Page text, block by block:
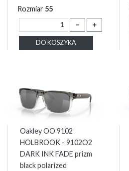
Rozmiar 55
－ ＋
DO KOSZYKA
Oakley OO 9102
HOLBROOK - 9102O2
DARK INK FADE prizm
black polarized